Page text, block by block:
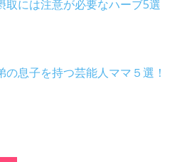
取には注意が必要なハーブ5選
の息子を持つ芸能人ママ５選！